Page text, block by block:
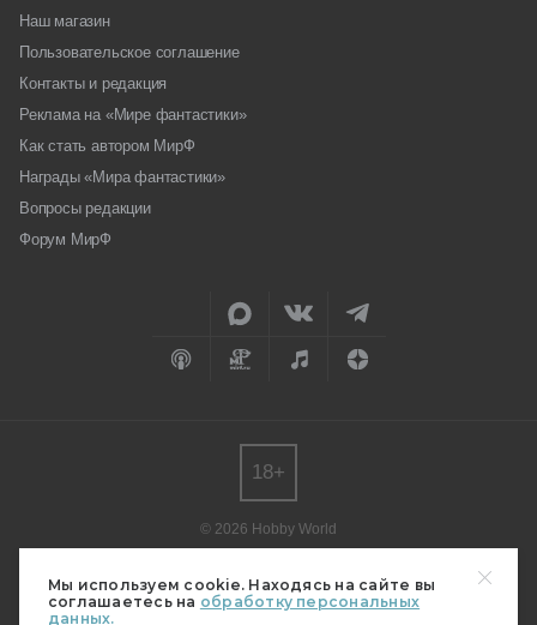
Мы используем cookie. Находясь на сайте вы
соглашаетесь на обработку персональных
данных.
Наш магазин
Пользовательское соглашение
Контакты и редакция
Реклама на «Мире фантастики»
Как стать автором МирФ
Награды «Мира фантастики»
Вопросы редакции
Форум МирФ
© 2026 Hobby World
редакции.
Мнение авторов может не совпадать с мнением редакции.
18+